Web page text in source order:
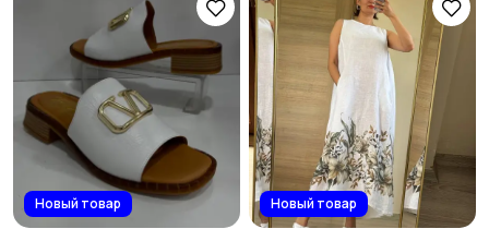
Новый товар Новый товар